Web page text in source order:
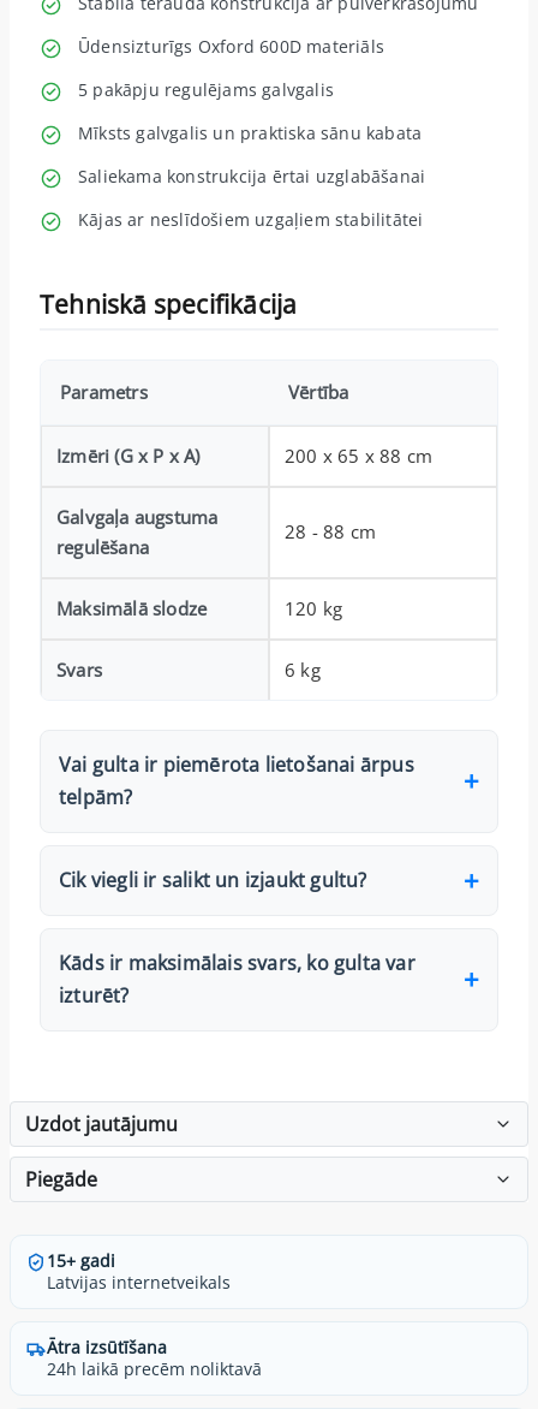
Ūdensizturīgs Oxford 600D materiāls
5 pakāpju regulējams galvgalis
Mīksts galvgalis un praktiska sānu kabata
Saliekama konstrukcija ērtai uzglabāšanai
Kājas ar neslīdošiem uzgaļiem stabilitātei
Tehniskā specifikācija
Parametrs Vērtība
Izmēri (G x P x A) 200 x 65 x 88 cm
Galvgaļa augstuma
regulēšana
28 - 88 cm
Maksimālā slodze 120 kg
Svars 6 kg
Vai gulta ir piemērota lietošanai ārpus
telpām?
Cik viegli ir salikt un izjaukt gultu?
Kāds ir maksimālais svars, ko gulta var
izturēt?
Uzdot jautājumu
Piegāde
15+ gadi
Latvijas internetveikals
Ātra izsūtīšana
24h laikā precēm noliktavā